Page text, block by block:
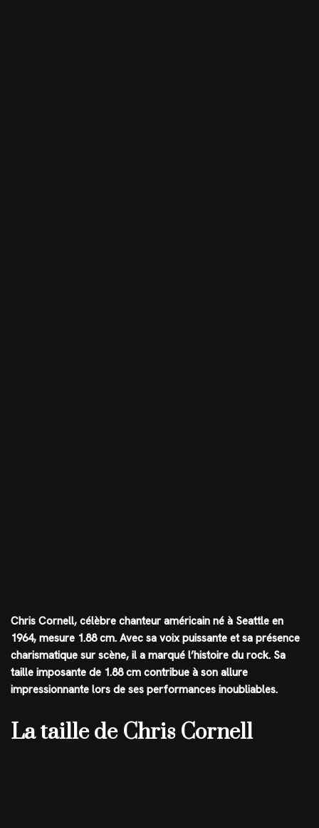
Chris Cornell, célèbre chanteur américain né à Seattle en
1964, mesure 1.88 cm. Avec sa voix puissante et sa présence
charismatique sur scène, il a marqué l’histoire du rock. Sa
taille imposante de 1.88 cm contribue à son allure
impressionnante lors de ses performances inoubliables.
La taille de Chris Cornell